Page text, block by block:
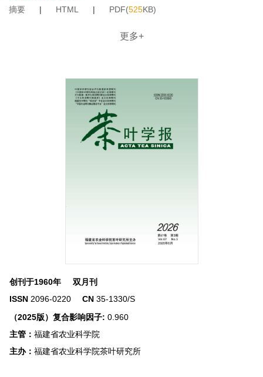
创刊于1960年
双月刊
ISSN 2096-0220 CN 35-1330/S
（2025版）复合影响因子: 0.960
主管： 福建省农业科学院
主办： 福建省农业科学院茶叶研究所
摘要
| HTML | PDF(525KB)
更多+